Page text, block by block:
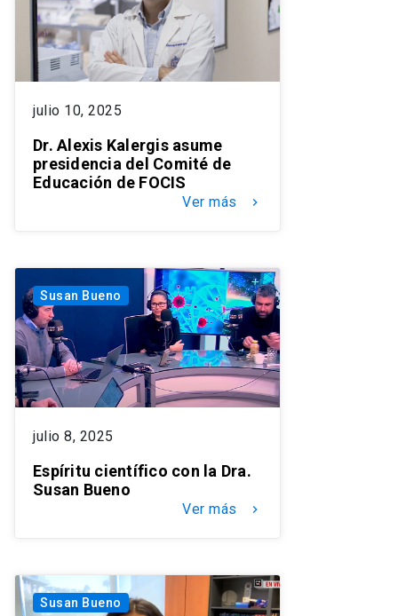
julio 10, 2025
Dr. Alexis Kalergis asume
presidencia del Comité de
Educación de FOCIS
Ver más keyboard_arrow_right
Susan Bueno
julio 8, 2025
Espíritu científico con la Dra.
Susan Bueno
Ver más keyboard_arrow_right
Susan Bueno